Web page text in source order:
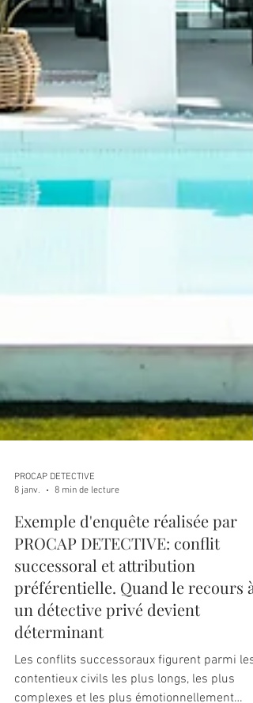
PROCAP DETECTIVE
8 janv.
8 min de lecture
Exemple d'enquête réalisée par
successoral et attribution
préférentielle. Quand le recours à